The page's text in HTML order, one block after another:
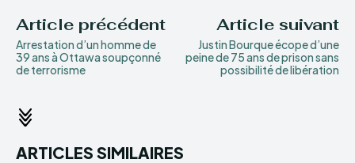
Article précédent
Arrestation d’un homme de
39 ans à Ottawa soupçonné
de terrorisme
Article suivant
Justin Bourque écope d’une
peine de 75 ans de prison sans
possibilité de libération
ARTICLES SIMILAIRES